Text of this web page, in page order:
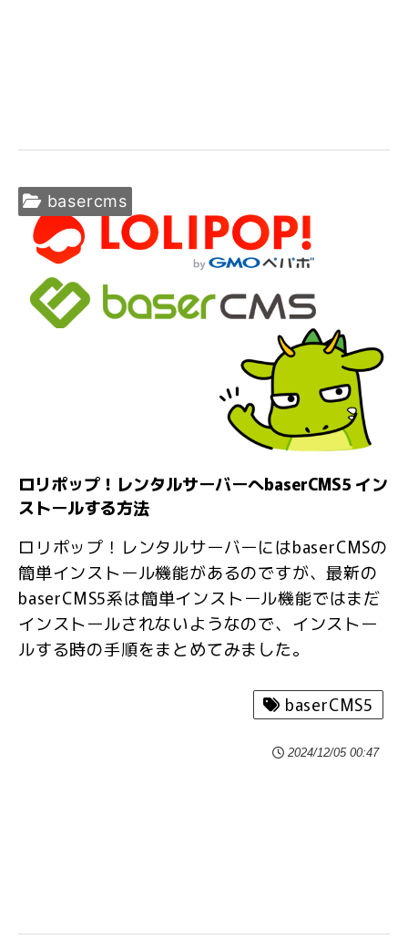
basercms
ロリポップ！レンタルサーバーへbaserCMS5 イン
ストールする方法
ロリポップ！レンタルサーバーにはbaserCMSの
簡単インストール機能があるのですが、最新の
baserCMS5系は簡単インストール機能ではまだ
インストールされないようなので、インストー
ルする時の手順をまとめてみました。
baserCMS5
2024/12/05 00:47